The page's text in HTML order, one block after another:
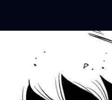
Telegram,